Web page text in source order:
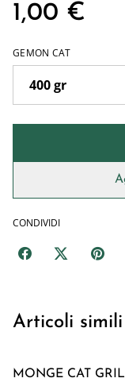
1,00 €
GEMON CAT
CONDIVIDI
Articoli simili
MONGE CAT